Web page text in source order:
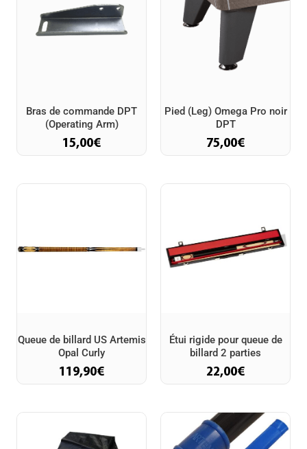
Bras de commande DPT
(Operating Arm)
15,00€
Pied (Leg) Omega Pro noir
DPT
75,00€
Queue de billard US Artemis
Opal Curly
119,90€
Étui rigide pour queue de
billard 2 parties
22,00€